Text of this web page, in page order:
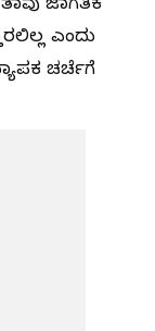
ಜಾಗತಿಕ
ಎಂದು
ಚರ್ಚೆಗೆ